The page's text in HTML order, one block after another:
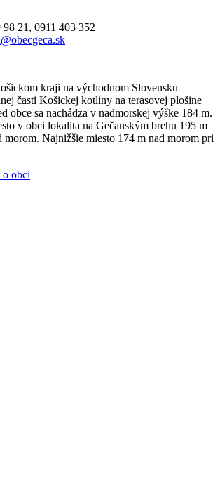
21, 0911 403 352
kraji na východnom Slovensku
časti Košickej kotliny na terasovej plošine
obce sa nachádza v nadmorskej výške 184 m.
v obci lokalita na Gečanským brehu 195 m
morom. Najnižšie miesto 174 m nad morom pri
obci